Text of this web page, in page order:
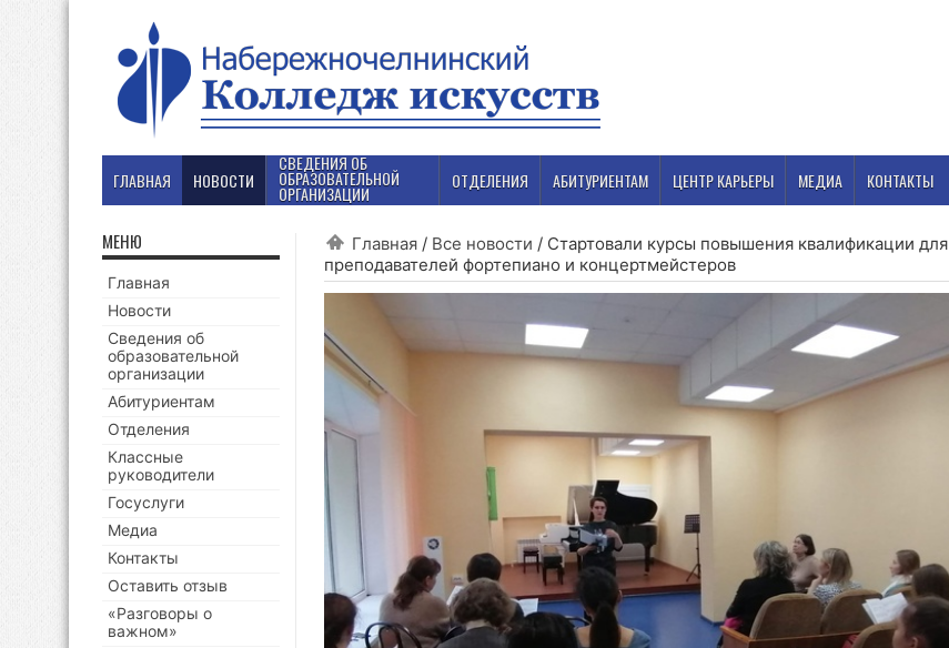
ГЛАВНАЯ НОВОСТИ
СВЕДЕНИЯ ОБ
ОБРАЗОВАТЕЛЬНОЙ
ОРГАНИЗАЦИИ
ОТДЕЛЕНИЯ АБИТУРИЕНТАМ ЦЕНТР КАРЬЕРЫ МЕДИА КОНТАКТЫ
Главная / Все новости / Стартовали курсы повышения квалификации для
преподавателей фортепиано и концертмейстеров
МЕНЮ
Главная
Новости
Сведения об
образовательной
организации
Абитуриентам
Отделения
Классные
руководители
Госуслуги
Медиа
Контакты
Оставить отзыв
«Разговоры о
важном»